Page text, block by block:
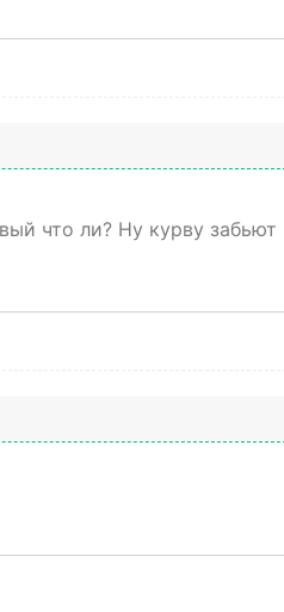
что ли? Ну курву забьют